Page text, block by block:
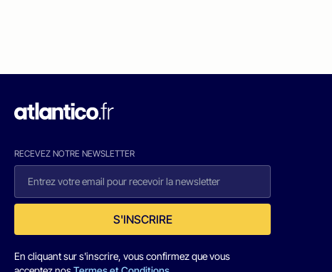
RECEVEZ NOTRE NEWSLETTER
S'INSCRIRE
En cliquant sur s'inscrire, vous confirmez que vous